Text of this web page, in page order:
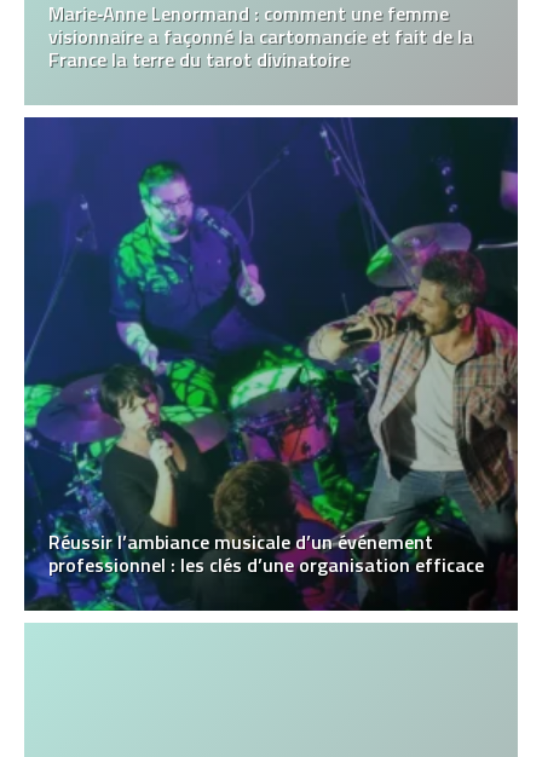
Marie‑Anne Lenormand : comment une femme
visionnaire a façonné la cartomancie et fait de la
France la terre du tarot divinatoire
Réussir l’ambiance musicale d’un événement
professionnel : les clés d’une organisation efficace